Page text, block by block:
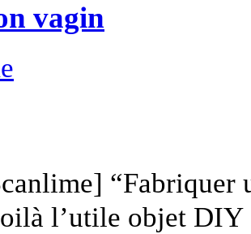
vagin
“Fabriquer
l’utile objet